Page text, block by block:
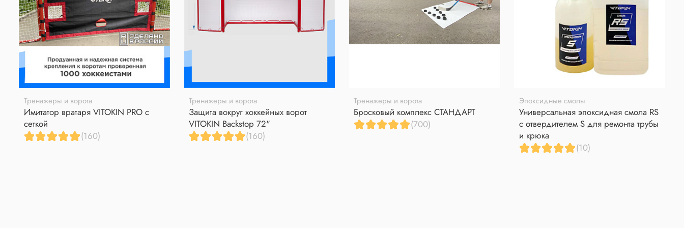
Тренажеры и ворота
Имитатор вратаря VITOKIN PRO с
сеткой
(160)
Тренажеры и ворота
Защита вокруг хоккейных ворот
VITOKIN Backstop 72"
(160)
Тренажеры и ворота
Бросковый комплекс СТАНДАРТ
(700)
Эпоксидные смолы
Универсальная эпоксидная смола RS
с отвердителем S для ремонта трубы
и крюка
(10)